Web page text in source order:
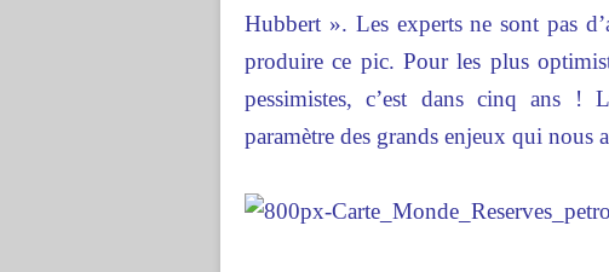
Hubbert ». Les experts ne sont pas
produire ce pic. Pour les plus
pessimistes, c’est dans cinq ans !
paramètre des grands enjeux qui nous